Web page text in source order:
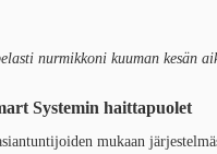
nurmikkoni kuuman kesän
Systemin haittapuolet
mukaan